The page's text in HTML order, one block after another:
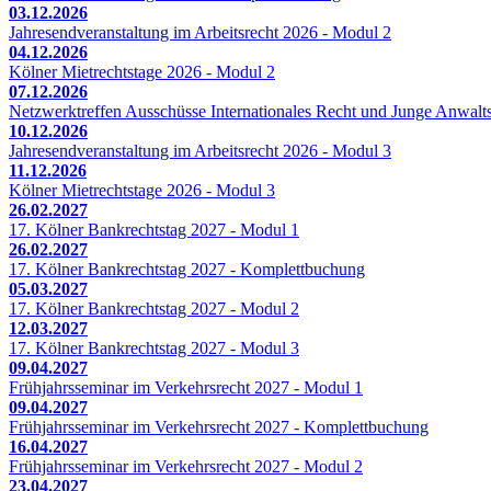
03.12.2026
Jahresendveranstaltung im Arbeitsrecht 2026 - Modul 2
04.12.2026
Kölner Mietrechtstage 2026 - Modul 2
07.12.2026
Netzwerktreffen Ausschüsse Internationales Recht und Junge
10.12.2026
Jahresendveranstaltung im Arbeitsrecht 2026 - Modul 3
11.12.2026
Kölner Mietrechtstage 2026 - Modul 3
26.02.2027
17. Kölner Bankrechtstag 2027 - Modul 1
26.02.2027
17. Kölner Bankrechtstag 2027 - Komplettbuchung
05.03.2027
17. Kölner Bankrechtstag 2027 - Modul 2
12.03.2027
17. Kölner Bankrechtstag 2027 - Modul 3
09.04.2027
Frühjahrsseminar im Verkehrsrecht 2027 - Modul 1
09.04.2027
Frühjahrsseminar im Verkehrsrecht 2027 - Komplettbuchung
16.04.2027
Frühjahrsseminar im Verkehrsrecht 2027 - Modul 2
23.04.2027